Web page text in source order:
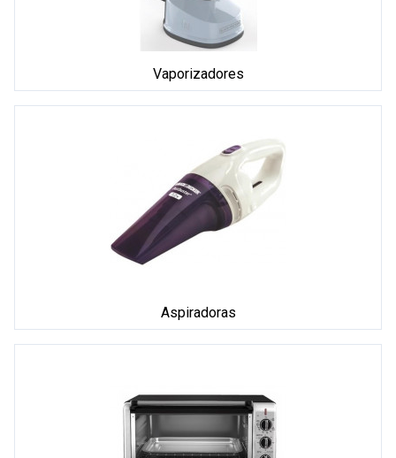
Vaporizadores
Aspiradoras